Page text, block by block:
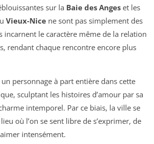
sur la Baie des Anges et les
Vieux-Nice ne sont pas simplement des
incarnent le caractère même de la relation
rendant chaque rencontre encore plus
personnage à part entière dans cette
sculptant les histoires d’amour par sa
intemporel. Par ce biais, la ville se
où l’on se sent libre de s’exprimer, de
intensément.